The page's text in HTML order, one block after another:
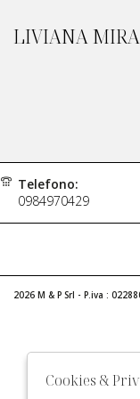
LIVIANA
Telefono:
0984970429
2026 M & P Srl - P.iva :
Cookies &